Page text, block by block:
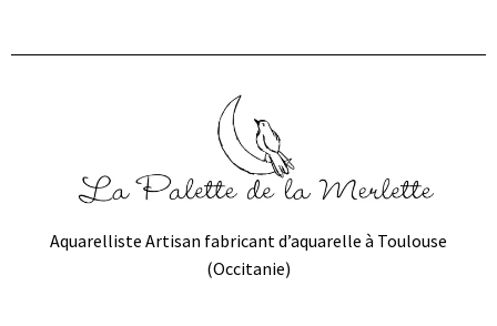
Aquarelliste Artisan fabricant d’aquarelle à Toulouse
(Occitanie)